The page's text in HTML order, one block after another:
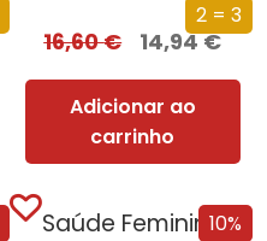
2 = 3
16,60€ 14,94€
Adicionar ao
carrinho
10%
Saúde Feminina